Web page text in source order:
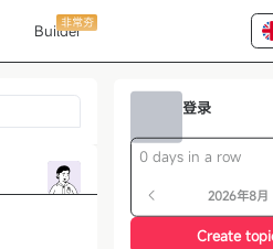
Builder
非常夯
登录
0 days in a row
2026年8月
Create